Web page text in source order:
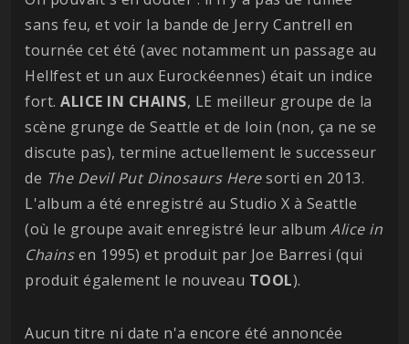
sans feu, et voir la bande de Jerry Cantrell en
tournée cet été (avec notamment un passage au
Hellfest et un aux Eurockéennes) était un indice
fort. ALICE IN CHAINS, LE meilleur groupe de la
scène grunge de Seattle et de loin (non, ça ne se
discute pas), termine actuellement le successeur
de The Devil Put Dinosaurs Heresorti en 2013.
L'album a été enregistré au Studio X à Seattle
(où le groupe avait enregistré leur album Alice in
Chainsen 1995) et produit par Joe Barresi (qui
produit également le nouveau TOOL).
Aucun titre ni date n'a encore été annoncée